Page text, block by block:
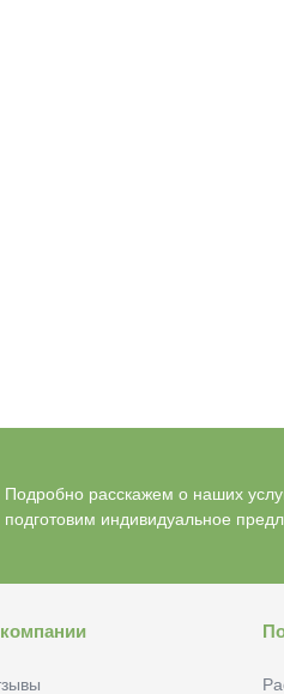
Подробно расскажем о наших
подготовим индивидуальное